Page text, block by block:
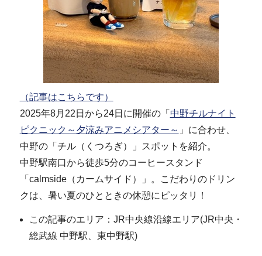
（記事はこちらです）
2025年8月22日から24日に開催の「 中野チルナイト
ピクニック～夕涼みアニメシアター～ 」に合わせ、
中野の「チル（くつろぎ）」スポットを紹介。
中野駅南口から徒歩5分のコーヒースタンド
「calmside（カームサイド）」。こだわりのドリン
クは、暑い夏のひとときの休憩にピッタリ！
この記事のエリア：JR中央線沿線エリア(JR中央・
総武線 中野駅、東中野駅)